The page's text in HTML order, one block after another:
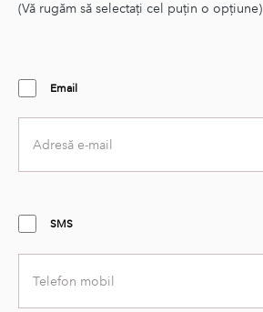
(Vă rugăm să selectați cel puțin o opțiune)
Email
Adresă
SMS
Telefon